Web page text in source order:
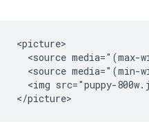
<picture>
<source media="(max-
<source media="(min-
<img src="puppy-